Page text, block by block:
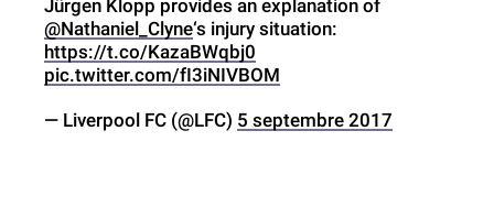
Jürgen Klopp provides an explanation of
@Nathaniel_Clyne‘s injury situation:
https://t.co/KazaBWqbj0
pic.twitter.com/fI3iNIVBOM
— Liverpool FC (@LFC) 5 septembre 2017